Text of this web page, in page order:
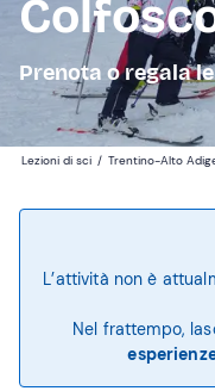
Prenota o regala
Lezioni di sci / Trentino-Alto
L’attività non è
Nel frattempo,